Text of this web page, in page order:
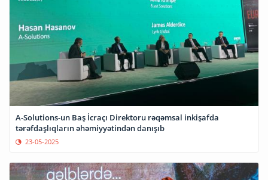
A-Solutions-un Baş İcraçı Direktoru rəqəmsal inkişafda
tərəfdaşlıqların əhəmiyyətindən danışıb
23-05-2025